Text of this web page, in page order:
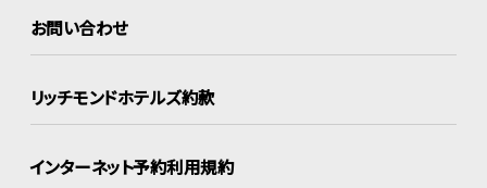
お問い合わせ
リッチモンドホテルズ約款
インターネット予約利用規約